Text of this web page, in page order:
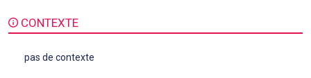
CONTEXTE
pas de contexte